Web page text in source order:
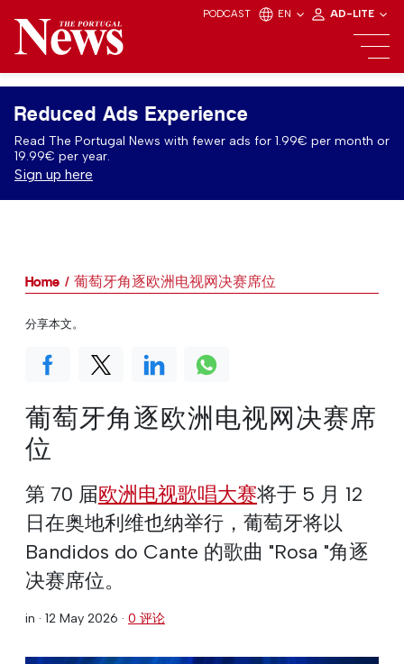
PODCAST EN AD-LITE
Reduced Ads Experience
Read The Portugal News with fewer ads for 1.99€ per month or
19.99€ per year.
Sign up here
Home 葡萄牙角逐欧洲电视网决赛席位
葡萄牙角逐欧洲电视网决赛席
位
第 70 届欧洲电视歌唱大赛将于 5 月 12
日在奥地利维也纳举行，葡萄牙将以
Bandidos do Cante 的歌曲 "Rosa "角逐
决赛席位。
in · 12 May 2026 · 0 评论
分享本文。